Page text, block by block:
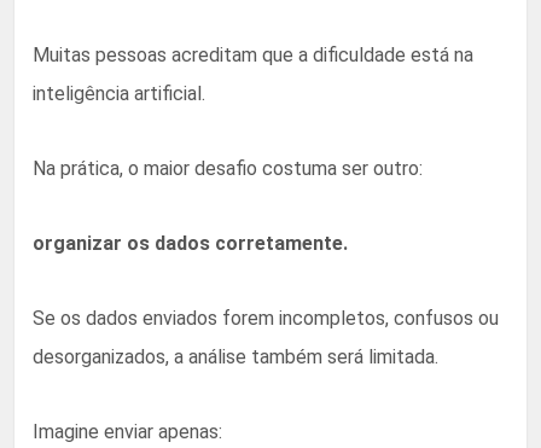
Muitas pessoas acreditam que a dificuldade está na
inteligência artificial.
Na prática, o maior desafio costuma ser outro:
organizar os dados corretamente.
Se os dados enviados forem incompletos, confusos ou
desorganizados, a análise também será limitada.
Imagine enviar apenas: